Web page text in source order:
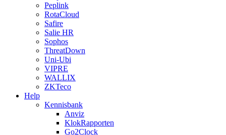
Peplink
RotaCloud
Safire
Salie HR
Sophos
ThreatDown
Uni-Ubi
VIPRE
WALLIX
ZKTeco
Help
Kennisbank
Anviz
KlokRapporten
Go2Clock